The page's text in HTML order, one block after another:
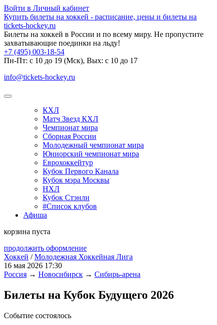
Войти в Личный кабинет
Купить билеты на хоккей - расписание, цены и билеты на
tickets-hockey.ru
Билеты на хоккей в России и по всему миру. Не пропустите
захватывающие поединки на льду!
+7 (495) 003-18-54
Пн-Пт: c 10 до 19 (Мск), Вых: с 10 до 17
info@tickets-hockey.ru
КХЛ
Матч Звезд КХЛ
Чемпионат мира
Сборная России
Молодежный чемпионат мира
Юниорский чемпионат мира
Еврохоккейтур
Кубок Первого Канала
Кубок мэра Москвы
НХЛ
Кубок Стэнли
#Список клубов
Афиша
корзина пуста
продолжить оформление
Хоккей /Молодежная Хоккейная Лига
16 мая 2026 17:30
Россия → Новосибирск → Сибирь-арена
Билеты на Кубок Будущего 2026
Событие состоялось